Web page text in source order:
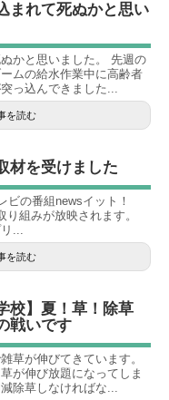
まれて死ぬかと思い
かと思いました。 先週の
ムの給水作業中に高齢者
っ込んできました...
を読む
材を受けました
ビの番組newsイット！
組みが放映されます。
...
を読む
校】夏！草！除草
戦いです
草が伸びてきています。
が伸び放題になってしま
除草しなければな...